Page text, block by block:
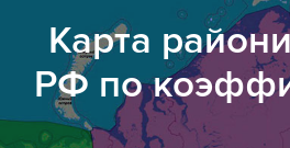
Карта
РФ по